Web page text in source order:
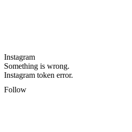
Instagram
Something is wrong.
Instagram token error.
Follow